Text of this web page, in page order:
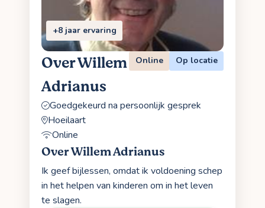
+8 jaar ervaring
Over Willem
Adrianus
Online Op locatie
Goedgekeurd na persoonlijk gesprek
Hoeilaart
Online
Over Willem Adrianus
Ik geef bijlessen, omdat ik voldoening schep
in het helpen van kinderen om in het leven
te slagen.